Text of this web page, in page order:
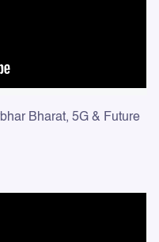
Bharat, 5G & Future